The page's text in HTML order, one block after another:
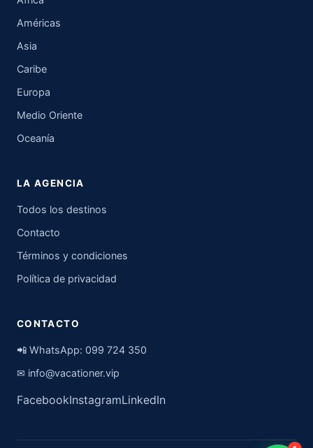
Américas
Asia
Caribe
Europa
Medio Oriente
Oceanía
LA AGENCIA
Todos los destinos
Contacto
Términos y condiciones
Política de privacidad
CONTACTO
📲 WhatsApp: 099 724 350
✉ info@vacationer.vip
FacebookInstagramLinkedIn